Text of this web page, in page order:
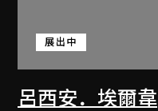
呂西安．埃爾韋
展出中